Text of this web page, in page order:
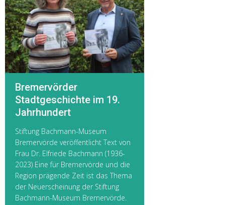
Bremervörder
Stadtgeschichte im 19.
Jahrhundert
Stiftung Bachmann-Museum
Bremervörde veröffentlicht Text von
Frau Dr. Elfriede Bachmann (1936-
2023) Eine für Bremervörde und die
Region prägende Zeit ist das Thema
der Neuerscheinung der Stiftung
Bachmann-Museum Bremervörde.